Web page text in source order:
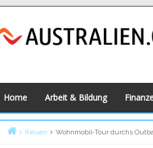
Home Arbeit & Bildung
Reisen Wohnmobil-Tour durchs